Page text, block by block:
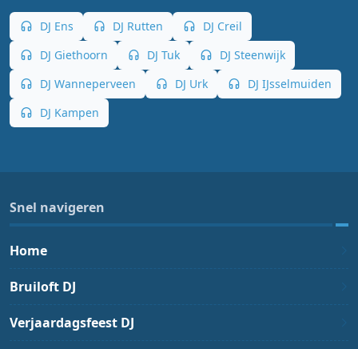
DJ Ens DJ Rutten
DJ Creil
DJ Giethoorn
DJ Tuk
DJ Steenwijk
DJ Wanneperveen
DJ Urk
DJ IJsselmuiden
DJ Kampen
Snel navigeren
Home
Bruiloft DJ
Verjaardagsfeest DJ